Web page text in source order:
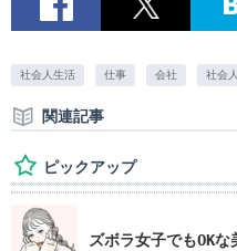
社会人生活 仕事 会社 社会人
関連記事
ピックアップ
ズボラ女子でもOKな